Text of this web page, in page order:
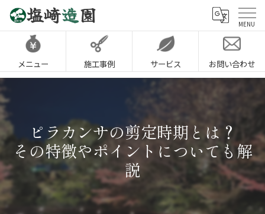
メニュー 施工事例 サービス お問い合わせ
ピラカンサの剪定時期とは？
その特徴やポイントについても解
説